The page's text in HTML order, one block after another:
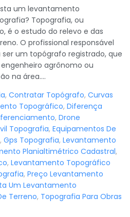
um levantamento
Topografia, ou
é o estudo do relevo e das
O profissional responsável
um topógrafo registrado, que
agrônomo ou
na área....
, Contratar Topógrafo, Curvas
Topográfico, Diferença
, Drone
Topografia, Equipamentos De
, Gps Topografia, Levantamento
Planialtimétrico Cadastral,
, Levantamento Topográfico
, Preço Levantamento
Um Levantamento
Terreno, Topografia Para Obras